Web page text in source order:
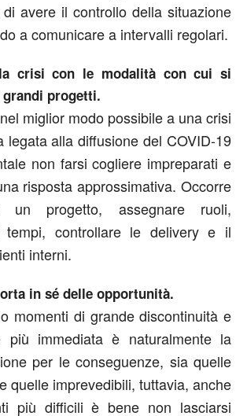
avere il controllo della situazione
a comunicare a intervalli regolari.
crisi con le modalità con cui si
progetti.
miglior modo possibile a una crisi
legata alla diffusione del COVID-19
non farsi cogliere impreparati e
risposta approssimativa. Occorre
un progetto, assegnare ruoli,
tempi, controllare le delivery e il
interni.
in sé delle opportunità.
momenti di grande discontinuità e
più immediata è naturalmente la
per le conseguenze, sia quelle
quelle imprevedibili, tuttavia, anche
più difficili è bene non lasciarsi